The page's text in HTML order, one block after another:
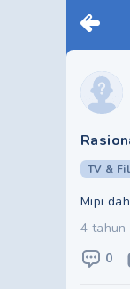
TV &
Mipi
4 tahun
0